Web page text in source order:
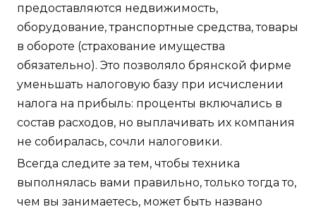
предоставляются недвижимость,
оборудование, транспортные средства, товары
в обороте (страхование имущества
обязательно). Это позволяло брянской фирме
уменьшать налоговую базу при исчислении
налога на прибыль: проценты включались в
состав расходов, но выплачивать их компания
не собиралась, сочли налоговики.
Всегда следите за тем, чтобы техника
выполнялась вами правильно, только тогда то,
чем вы занимаетесь, может быть названо